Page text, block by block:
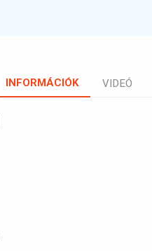
INFORMÁCIÓK VIDEÓ